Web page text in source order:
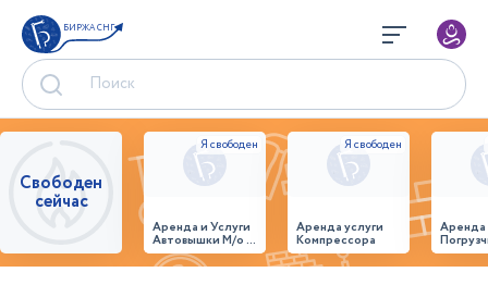
БИРЖА СНГ
Свободен
сейчас
Аренда и Услуги
Автовышки М/о г.
Домодедово
26,28,32 место
Аренда услуги
Компрессора